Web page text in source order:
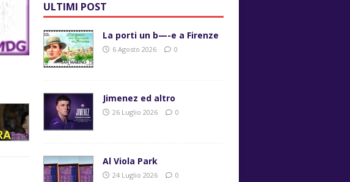
ULTIMI POST
La porti un b—-e a Firenze
6 Agosto 2026 0
Jimenez ed altro
26 Luglio 2026 0
Al Viola Park
24 Luglio 2026 0